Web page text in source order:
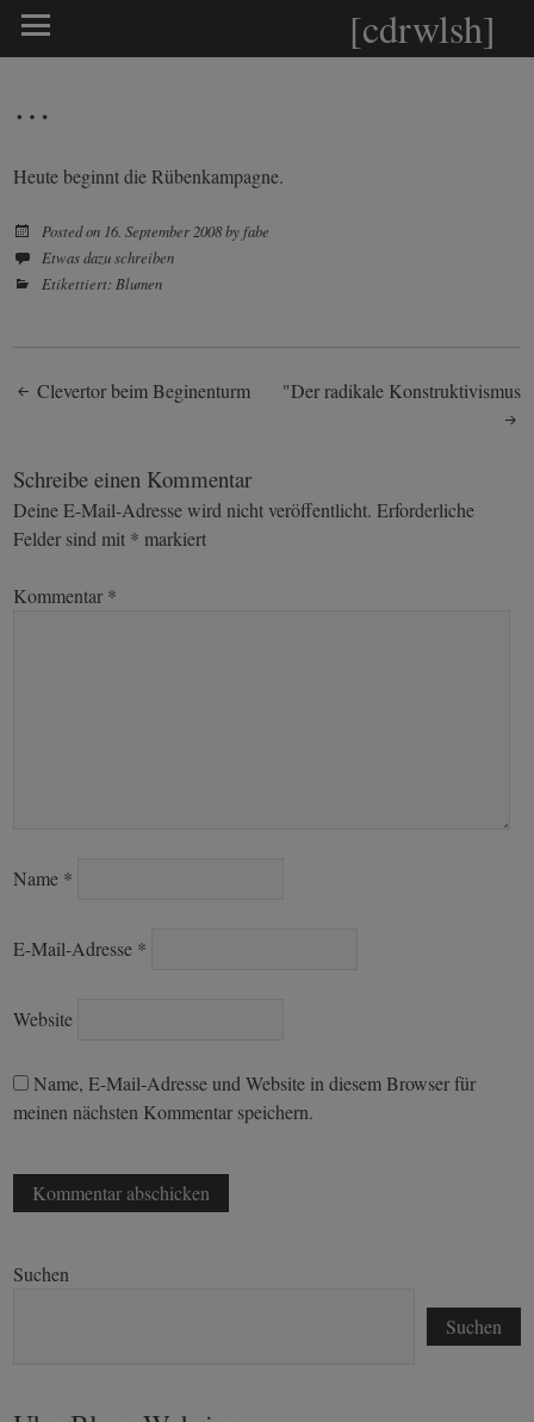
[cdrwlsh]
…
Heute beginnt die Rübenkampagne.
Posted on 16. September 2008by fabe
Etwas dazu schreiben
Etikettiert: Blumen
Post
navigation
Clevertor beim Beginenturm "Der radikale Konstruktivismus
Schreibe einen Kommentar
Deine E-Mail-Adresse wird nicht veröffentlicht. Erforderliche
Felder sind mit * markiert
Kommentar *
Name *
E-Mail-Adresse *
Website
Name, E-Mail-Adresse und Website in diesem Browser für
meinen nächsten Kommentar speichern.
Suchen
Suchen